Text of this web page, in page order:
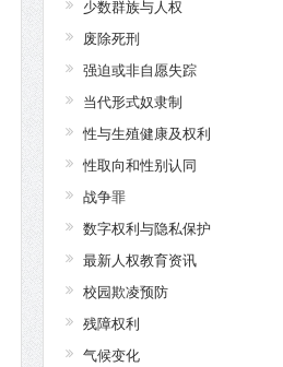
少数群族与人权
废除死刑
强迫或非自愿失踪
当代形式奴隶制
性与生殖健康及权利
性取向和性别认同
战争罪
数字权利与隐私保护
最新人权教育资讯
校园欺凌预防
残障权利
气候变化